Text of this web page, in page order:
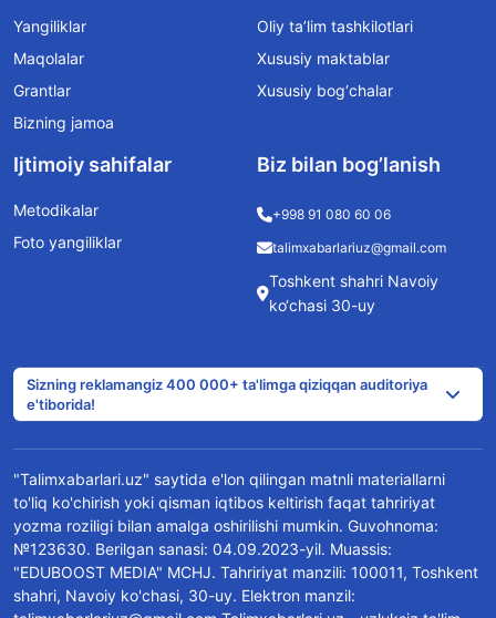
Yangiliklar
Maqolalar
Grantlar
Bizning jamoa
Oliy ta’lim tashkilotlari
Xususiy maktablar
Xususiy bog‘chalar
Ijtimoiy sahifalar
Metodikalar
Foto yangiliklar
Biz bilan bog’lanish
+998 91 080 60 06
talimxabarlariuz@gmail.com
Toshkent shahri Navoiy
ko‘chasi 30-uy
Sizning reklamangiz 400 000+ ta'limga qiziqqan auditoriya
e'tiborida!
"Talimxabarlari.uz" saytida e'lon qilingan matnli materiallarni
to'liq ko'chirish yoki qisman iqtibos keltirish faqat tahririyat
yozma roziligi bilan amalga oshirilishi mumkin. Guvohnoma:
№123630. Berilgan sanasi: 04.09.2023-yil. Muassis:
"EDUBOOST MEDIA" MCHJ. Tahririyat manzili: 100011, Toshkent
shahri, Navoiy ko'chasi, 30-uy. Elektron manzil: